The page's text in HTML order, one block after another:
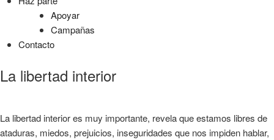
Apoyar
Campañas
Contacto
La libertad interior
La libertad interior es muy importante, revela que estamos libres de
ataduras, miedos, prejuicios, inseguridades que nos impiden hablar,